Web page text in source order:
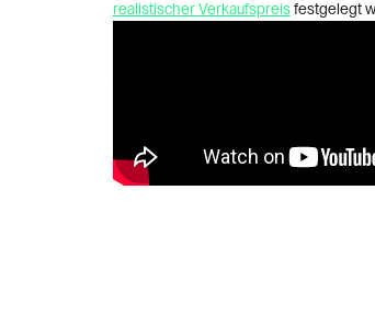
realistischer Verkaufspreisfestgelegt